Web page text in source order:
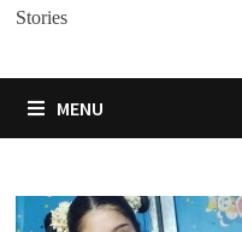
Stories
MENU